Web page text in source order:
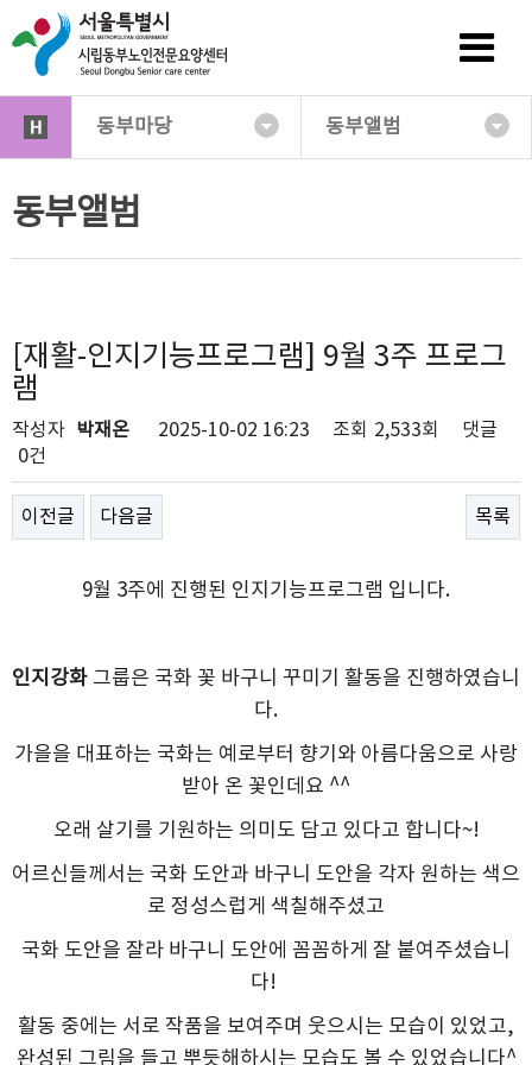
동부마당 동부앨범
동부앨범
[재활-인지기능프로그램] 9월 3주 프로그
램
작성자 박재온 2025-10-02 16:23 조회 2,533회
댓글
0건
이전글 다음글 목록
9월 3주에 진행된 인지기능프로그램 입니다.
인지강화 그룹은 국화 꽃 바구니 꾸미기 활동을 진행하였습니
다.
가을을 대표하는 국화는 예로부터 향기와 아름다움으로 사랑
받아 온 꽃인데요 ^^
오래 살기를 기원하는 의미도 담고 있다고 합니다~!
어르신들께서는 국화 도안과 바구니 도안을 각자 원하는 색으
로 정성스럽게 색칠해주셨고
국화 도안을 잘라 바구니 도안에 꼼꼼하게 잘 붙여주셨습니
다!
활동 중에는 서로 작품을 보여주며 웃으시는 모습이 있었고,
완성된 그림을 들고 뿌듯해하시는 모습도 볼 수 있었습니다^